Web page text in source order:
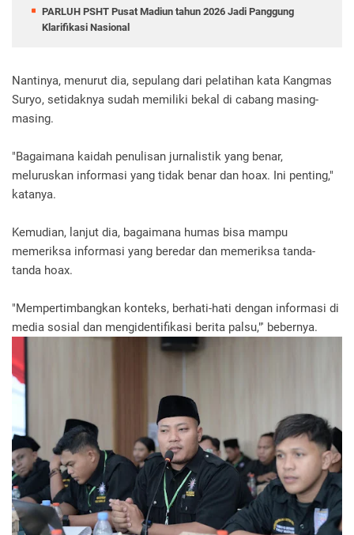
PARLUH PSHT Pusat Madiun tahun 2026 Jadi Panggung
Klarifikasi Nasional
Nantinya, menurut dia, sepulang dari pelatihan kata Kangmas
Suryo, setidaknya sudah memiliki bekal di cabang masing-
masing.
"Bagaimana kaidah penulisan jurnalistik yang benar,
meluruskan informasi yang tidak benar dan hoax. Ini penting,"
katanya.
Kemudian, lanjut dia, bagaimana humas bisa mampu
memeriksa informasi yang beredar dan memeriksa tanda-
tanda hoax.
"Mempertimbangkan konteks, berhati-hati dengan informasi di
media sosial dan mengidentifikasi berita palsu,"' bebernya.